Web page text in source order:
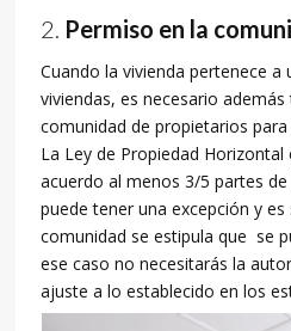
Permiso en la
Cuando la vivienda pertenece
viviendas, es necesario
comunidad de propietarios
La Ley de Propiedad Horizontal
acuerdo al menos 3/5 partes
puede tener una excepción y
comunidad se estipula que se
ese caso no necesitarás la
ajuste a lo establecido en los